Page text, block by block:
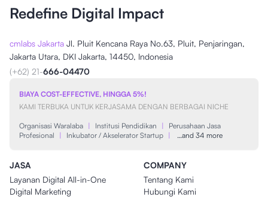
Redefine Digital Impact
cmlabs Jakarta Jl. Pluit Kencana Raya No.63, Pluit, Penjaringan,
Jakarta Utara, DKI Jakarta, 14450, Indonesia
(+62) 21-666-04470
BIAYA COST-EFFECTIVE, HINGGA 5%!
KAMI TERBUKA UNTUK KERJASAMA DENGAN BERBAGAI NICHE
Organisasi Waralaba | Institusi Pendidikan |
Perusahaan Jasa
Profesional
| Inkubator / Akselerator Startup | …and 34 more
JASA
Layanan Digital All-in-One
Digital Marketing
COMPANY
Tentang Kami
Hubungi Kami